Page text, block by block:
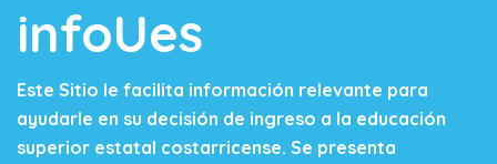
infoUes
Este Sitio le facilita información relevante para
ayudarle en su decisión de ingreso a la educación
superior estatal costarricense. Se presenta